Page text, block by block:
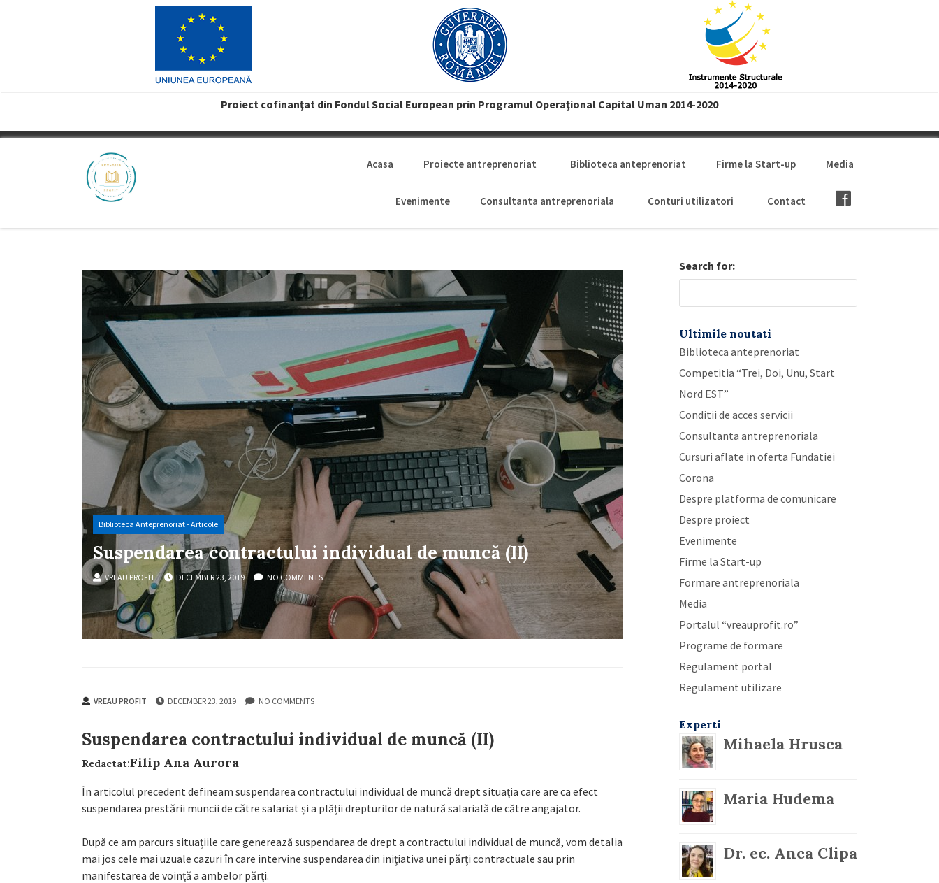
Proiect cofinanţat din Fondul Social European prin Programul Operaţional Capital Uman 2014-2020
Acasa Proiecte antreprenoriat Biblioteca anteprenoriat Firme la Start-up Media
Evenimente Consultanta antreprenoriala Conturi utilizatori Contact
Biblioteca Anteprenoriat - Articole
Suspendarea contractului individual de muncă (II)
VREAU PROFIT DECEMBER 23, 2019 NO COMMENTS
VREAU PROFIT DECEMBER 23, 2019 NO COMMENTS
Suspendarea contractului individual de muncă (II)
Redactat:Filip Ana Aurora
În articolul precedent defineam suspendarea contractului individual de muncă drept situația care are ca efect
suspendarea prestării muncii de către salariat și a plății drepturilor de natură salarială de către angajator.
După ce am parcurs situațiile care generează suspendarea de drept a contractului individual de muncă, vom detalia
mai jos cele mai uzuale cazuri în care intervine suspendarea din inițiativa unei părți contractuale sau prin
manifestarea de voință a ambelor părți.
Search for:
Ultimile noutati
Biblioteca anteprenoriat
Competitia “Trei, Doi, Unu, Start
Nord EST”
Conditii de acces servicii
Consultanta antreprenoriala
Cursuri aflate in oferta Fundatiei
Corona
Despre platforma de comunicare
Despre proiect
Evenimente
Firme la Start-up
Formare antreprenoriala
Media
Portalul “vreauprofit.ro”
Programe de formare
Regulament portal
Regulament utilizare
Experti
Mihaela Hrusca
Maria Hudema
Dr. ec. Anca Clipa